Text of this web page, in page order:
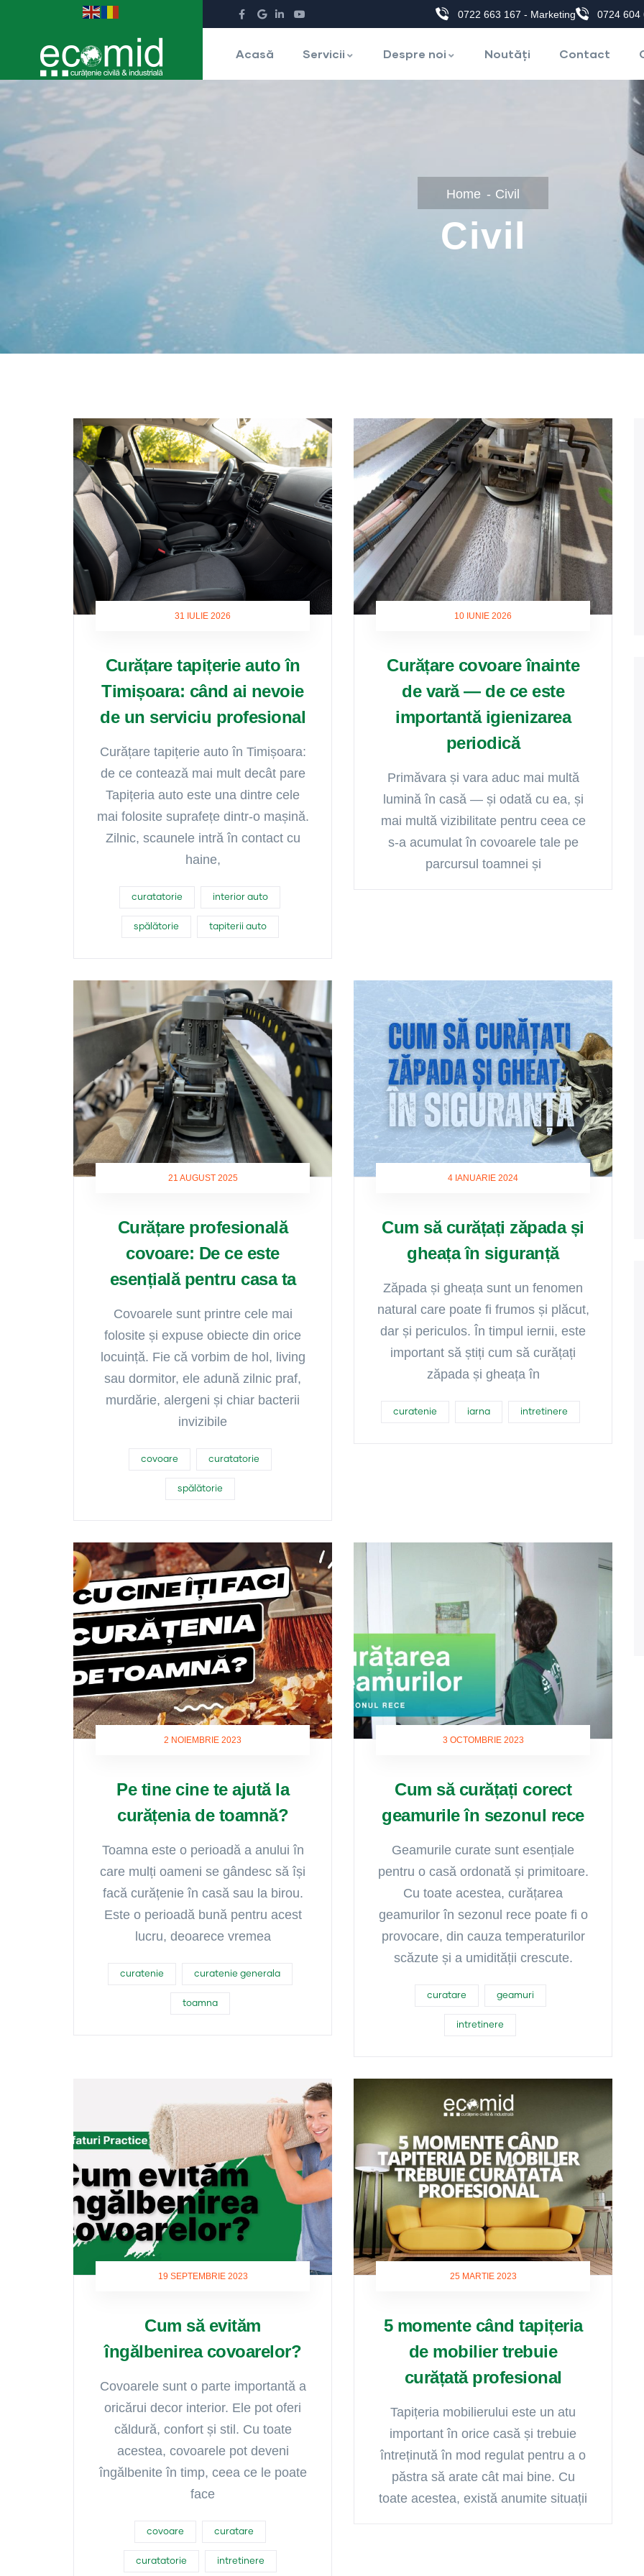
0722 663 167 - Marketing 0724 604
Acasă Servicii Despre noi Noutăți Contact
Home Civil
Civil
31 IULIE 2026
Curățare tapițerie auto în
Timișoara: când ai nevoie
de un serviciu profesional
Curățare tapițerie auto în Timișoara:
de ce contează mai mult decât pare
Tapițeria auto este una dintre cele
mai folosite suprafețe dintr-o mașină.
Zilnic, scaunele intră în contact cu
haine,
curatatorie interior auto
spălătorie tapiterii auto
10 IUNIE 2026
Curățare covoare înainte
de vară — de ce este
importantă igienizarea
periodică
Primăvara și vara aduc mai multă
lumină în casă — și odată cu ea, și
mai multă vizibilitate pentru ceea ce
s-a acumulat în covoarele tale pe
parcursul toamnei și
21 AUGUST 2025
Curățare profesională
covoare: De ce este
esențială pentru casa ta
Covoarele sunt printre cele mai
folosite și expuse obiecte din orice
locuință. Fie că vorbim de hol, living
sau dormitor, ele adună zilnic praf,
murdărie, alergeni și chiar bacterii
invizibile
covoare curatatorie
spălătorie
4 IANUARIE 2024
Cum să curățați zăpada și
gheața în siguranță
Zăpada și gheața sunt un fenomen
natural care poate fi frumos și plăcut,
dar și periculos. În timpul iernii, este
important să știți cum să curățați
zăpada și gheața în
curatenie iarna intretinere
2 NOIEMBRIE 2023
Pe tine cine te ajută la
curățenia de toamnă?
Toamna este o perioadă a anului în
care mulți oameni se gândesc să își
facă curățenie în casă sau la birou.
Este o perioadă bună pentru acest
lucru, deoarece vremea
curatenie curatenie generala
toamna
3 OCTOMBRIE 2023
Cum să curățați corect
geamurile în sezonul rece
Geamurile curate sunt esențiale
pentru o casă ordonată și primitoare.
Cu toate acestea, curățarea
geamurilor în sezonul rece poate fi o
provocare, din cauza temperaturilor
scăzute și a umidității crescute.
curatare geamuri
intretinere
19 SEPTEMBRIE 2023
Cum să evităm
îngălbenirea covoarelor?
Covoarele sunt o parte importantă a
oricărui decor interior. Ele pot oferi
căldură, confort și stil. Cu toate
acestea, covoarele pot deveni
îngălbenite în timp, ceea ce le poate
face
covoare curatare
curatatorie intretinere
25 MARTIE 2023
5 momente când tapițeria
de mobilier trebuie
curățată profesional
Tapițeria mobilierului este un atu
important în orice casă și trebuie
întreținută în mod regulat pentru a o
păstra să arate cât mai bine. Cu
toate acestea, există anumite situații